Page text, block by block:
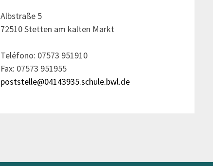
Albstraße 5
72510 Stetten am kalten Markt
Teléfono: 07573 951910
Fax: 07573 951955
poststelle@04143935.schule.bwl.de